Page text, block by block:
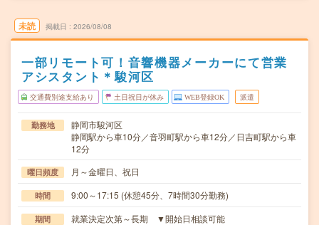
未読 掲載日 2026/08/08
一部リモート可！音響機器メーカーにて営業
アシスタント＊駿河区
交通費別途支給あり 土日祝日が休み WEB登録OK 派遣
勤務地
静岡市駿河区
静岡駅から車10分／音羽町駅から車12分／日吉町駅から車
12分
曜日頻度 月～金曜日、祝日
時間 9:00～17:15 (休憩45分、7時間30分勤務)
期間 就業決定次第～長期 ▼開始日相談可能